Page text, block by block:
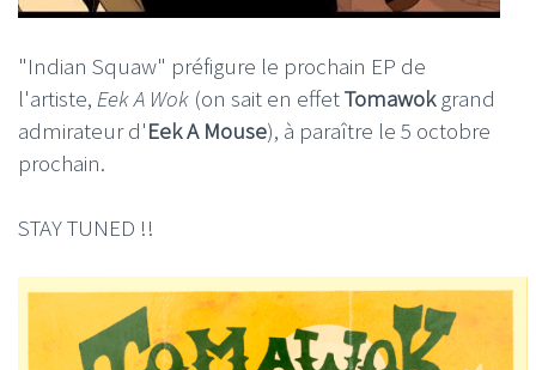
"Indian Squaw" préfigure le prochain EP de
l'artiste, Eek A Wok (on sait en effetTomawokgrand
admirateur d'Eek A Mouse), à paraître le 5 octobre
prochain.
STAY TUNED !!